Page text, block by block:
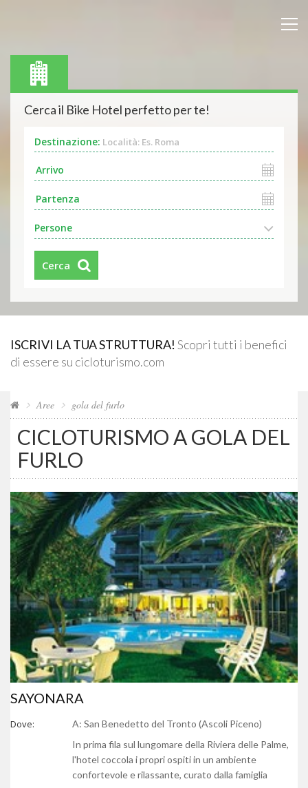
Cerca il Bike Hotel perfetto per te!
Destinazione: Località: Es. Roma
Persone
Cerca
ISCRIVI LA TUA STRUTTURA! Scopri tutti i benefici
di essere su cicloturismo.com
Aree gola del furlo
CICLOTURISMO A GOLA DEL
FURLO
SAYONARA
Dove:
A: San Benedetto del Tronto (Ascoli Piceno)
In prima fila sul lungomare della Riviera delle Palme,
l'hotel coccola i propri ospiti in un ambiente
confortevole e rilassante, curato dalla famiglia